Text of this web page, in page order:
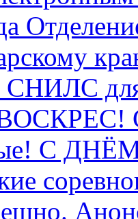
СНИЛС
С
C